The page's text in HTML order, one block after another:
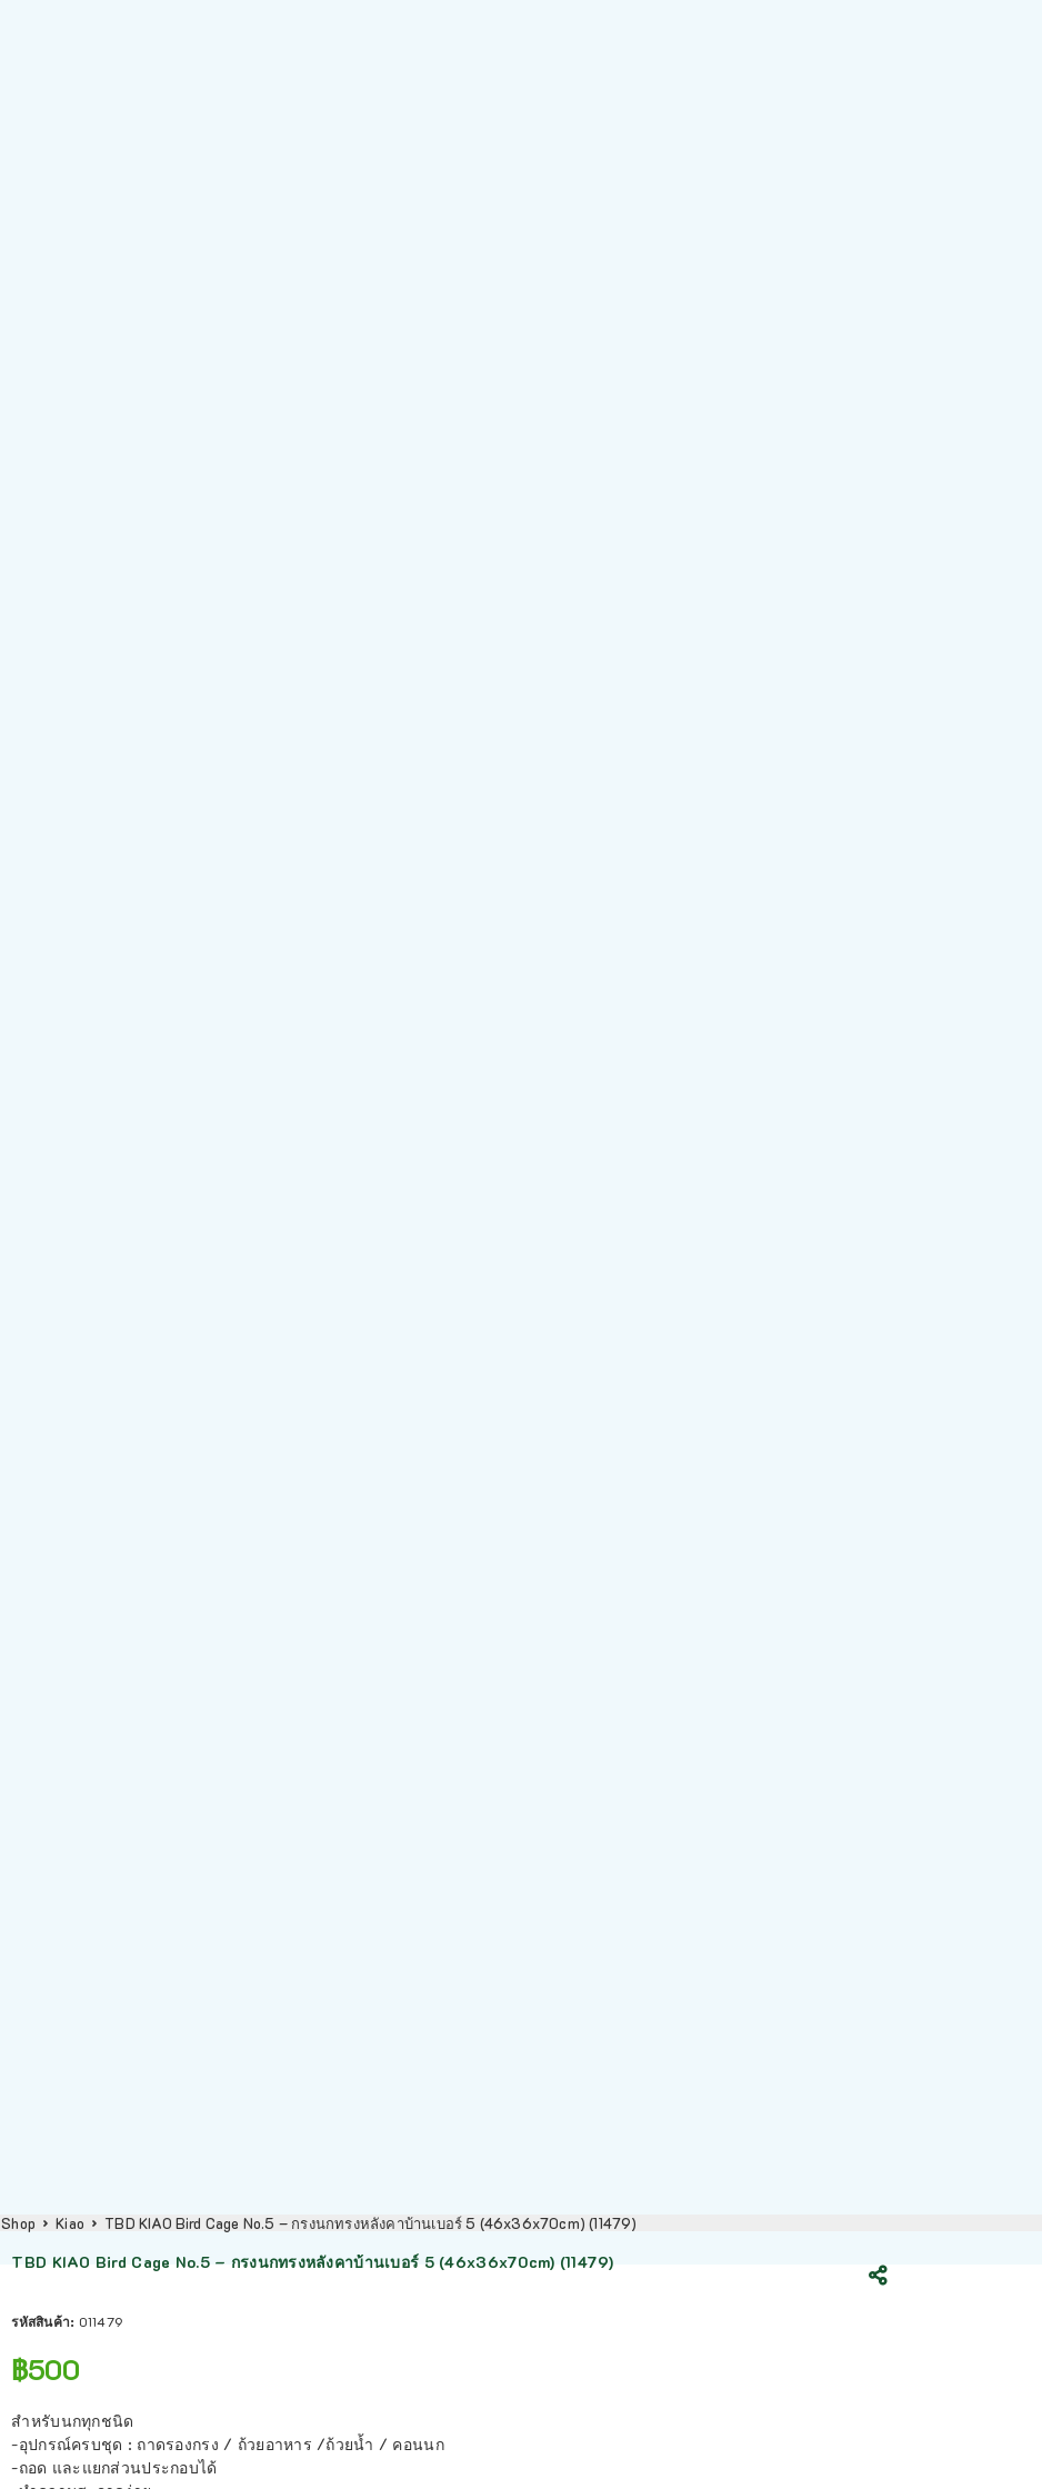
Shop Kiao TBD KIAO Bird Cage No.5 – กรงนกทรงหลังคาบ้านเบอร์ 5 (46x36x70cm) (11479)
TBD KIAO Bird Cage No.5 – กรงนกทรงหลังคาบ้านเบอร์ 5 (46x36x70cm) (11479)
รหัสสินค้า: 011479
฿500
สำหรับนกทุกชนิด
-อุปกรณ์ครบชุด : ถาดรองกรง / ถ้วยอาหาร /ถ้วยน้ำ / คอนนก
-ถอด และแยกส่วนประกอบได้